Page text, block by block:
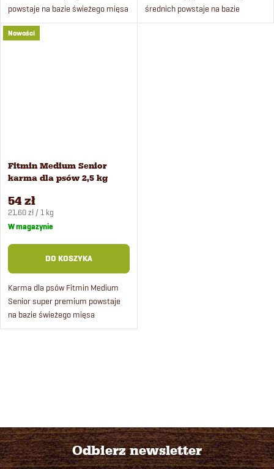
powstaje na bazie świeżego mięsa
drobiowego i ryżu.
średnich powstaje na bazie
świeżego mięsa drobiowego i
Nowości
Fitmin Medium Senior
karma dla psów 2,5 kg
54 zł
Cena
jednostkowa:
21,60 zł / 1 kg
W magazynie
DO KOSZYKA
Karma dla psów Fitmin Medium
Senior super premium powstaje
na bazie świeżego mięsa
drobiowego pochodzącego ze
t
r
Odbierz newsletter